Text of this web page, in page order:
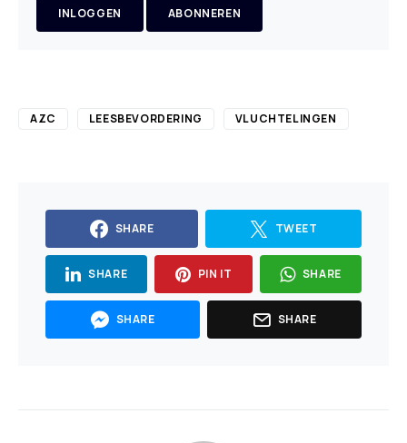
INLOGGEN ABONNEREN
AZC LEESBEVORDERING VLUCHTELINGEN
SHARE TWEET
SHARE PIN IT SHARE
SHARE SHARE